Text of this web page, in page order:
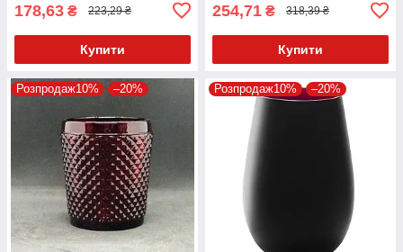
178,63 ₴ 223,29 ₴
Купити
254,71 ₴ 318,39 ₴
Купити
Розпродаж10% –20% Розпродаж10% –20%